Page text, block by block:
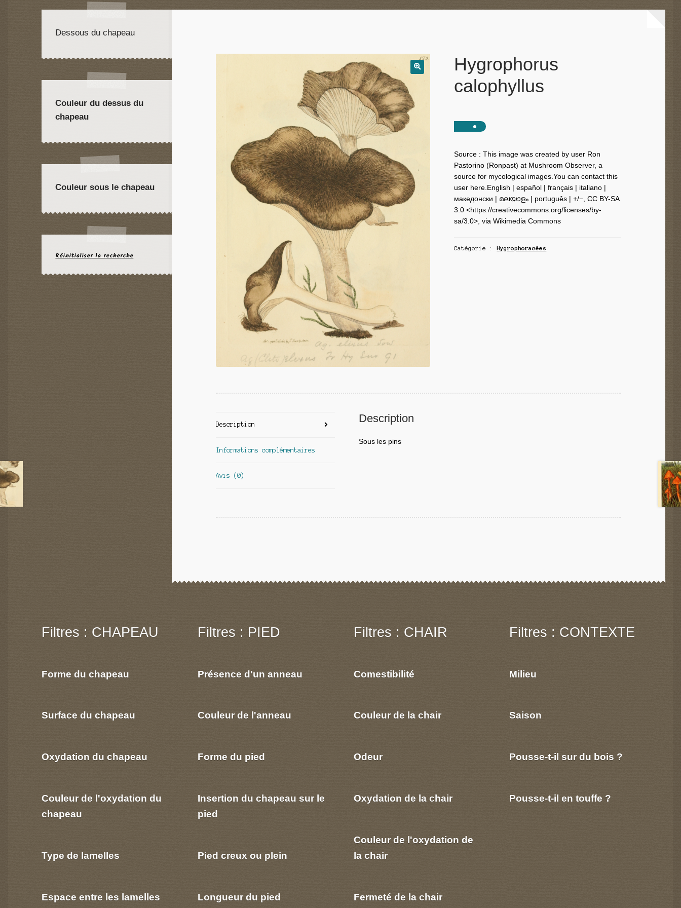
Hygrophorus
calophyllus
Source : This image was created by user Ron
Pastorino (Ronpast) at Mushroom Observer, a
source for mycological images.You can contact this
user here.English | español | français | italiano |
македонски | മലയാളം | português | +/−, CC BY-SA
3.0 <https://creativecommons.org/licenses/by-
sa/3.0>, via Wikimedia Commons
Catégorie :Hygrophoracées
Description
Informations complémentaires
Avis (0)
Description
Sous les pins
Dessous du chapeau
Couleur du dessus du
chapeau
Couleur sous le chapeau
Réinitialiser la recherche
Filtres : CHAPEAU
Forme du chapeau
Surface du chapeau
Oxydation du chapeau
Couleur de l'oxydation du
chapeau
Type de lamelles
Espace entre les lamelles
Filtres : PIED
Présence d'un anneau
Couleur de l'anneau
Forme du pied
Insertion du chapeau sur le
pied
Pied creux ou plein
Longueur du pied
Filtres : CHAIR
Comestibilité
Couleur de la chair
Odeur
Oxydation de la chair
Couleur de l'oxydation de
la chair
Fermeté de la chair
Filtres : CONTEXTE
Milieu
Saison
Pousse-t-il sur du bois ?
Pousse-t-il en touffe ?